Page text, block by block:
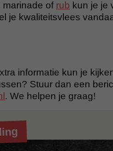
marinade of rub kun je je
je kwaliteitsvlees
informatie kun je
Stuur dan een
. We helpen je graag!